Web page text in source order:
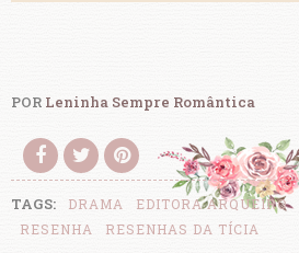
POR Leninha Sempre Romântica
TAGS: DRAMA EDITORA ARQUEIRO
RESENHA
RESENHAS DA TÍCIA